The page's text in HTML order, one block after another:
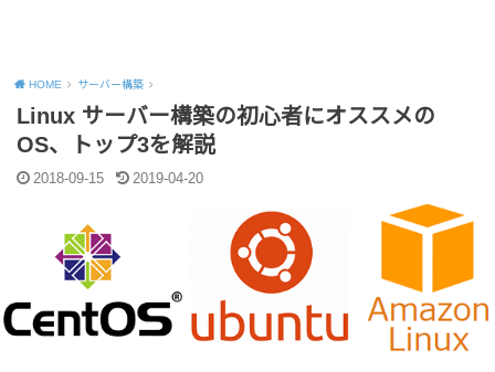
HOME サーバー構築
Linux サーバー構築の初心者にオススメの
OS、トップ3を解説
2018-09-15 2019-04-20